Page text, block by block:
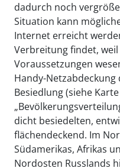
dadurch noch
Situation kann
Internet erreicht
Verbreitung findet,
Voraussetzungen
Handy-
Besiedlung (siehe
dicht besiedelten,
flächendeckend. Im
Südamerikas, Afrikas
Nordosten Russlands